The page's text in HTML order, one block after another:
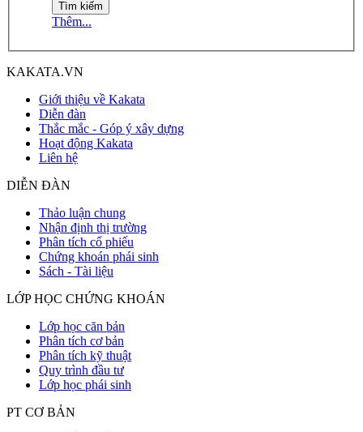
Thêm...
KAKATA.VN
Giới thiệu về Kakata
Diễn đàn
Thắc mắc - Góp ý xây dựng
Hoạt động Kakata
Liên hệ
DIỄN ĐÀN
Thảo luận chung
Nhận định thị trường
Phân tích cổ phiếu
Chứng khoán phái sinh
Sách - Tài liệu
LỚP HỌC CHỨNG KHOÁN
Lớp học căn bản
Phân tích cơ bản
Phân tích kỹ thuật
Quy trình đầu tư
Lớp học phái sinh
PT CƠ BẢN